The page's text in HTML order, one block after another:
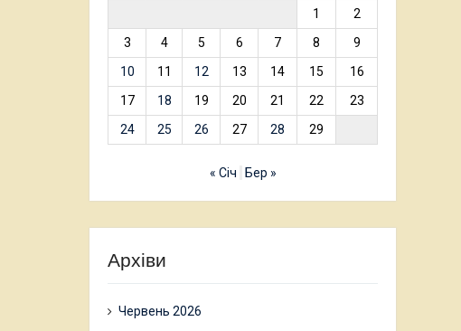
1
2
3
4 5 6 7 8
9
10
11 12 13 14 15
16
17
18 19 20 21 22
23
24
25 26 27 28 29
« Січ Бер »
Архіви
Червень 2026